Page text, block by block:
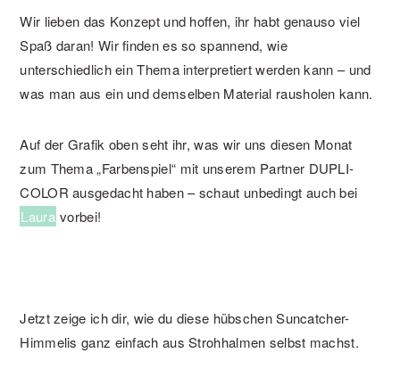
Wir lieben das Konzept und hoffen, ihr habt genauso viel
Spaß daran! Wir finden es so spannend, wie
unterschiedlich ein Thema interpretiert werden kann – und
was man aus ein und demselben Material rausholen kann.
Auf der Grafik oben seht ihr, was wir uns diesen Monat
zum Thema „Farbenspiel“ mit unserem Partner DUPLI-
COLOR ausgedacht haben – schaut unbedingt auch bei
Laura vorbei!
Jetzt zeige ich dir, wie du diese hübschen Suncatcher-
Himmelis ganz einfach aus Strohhalmen selbst machst.